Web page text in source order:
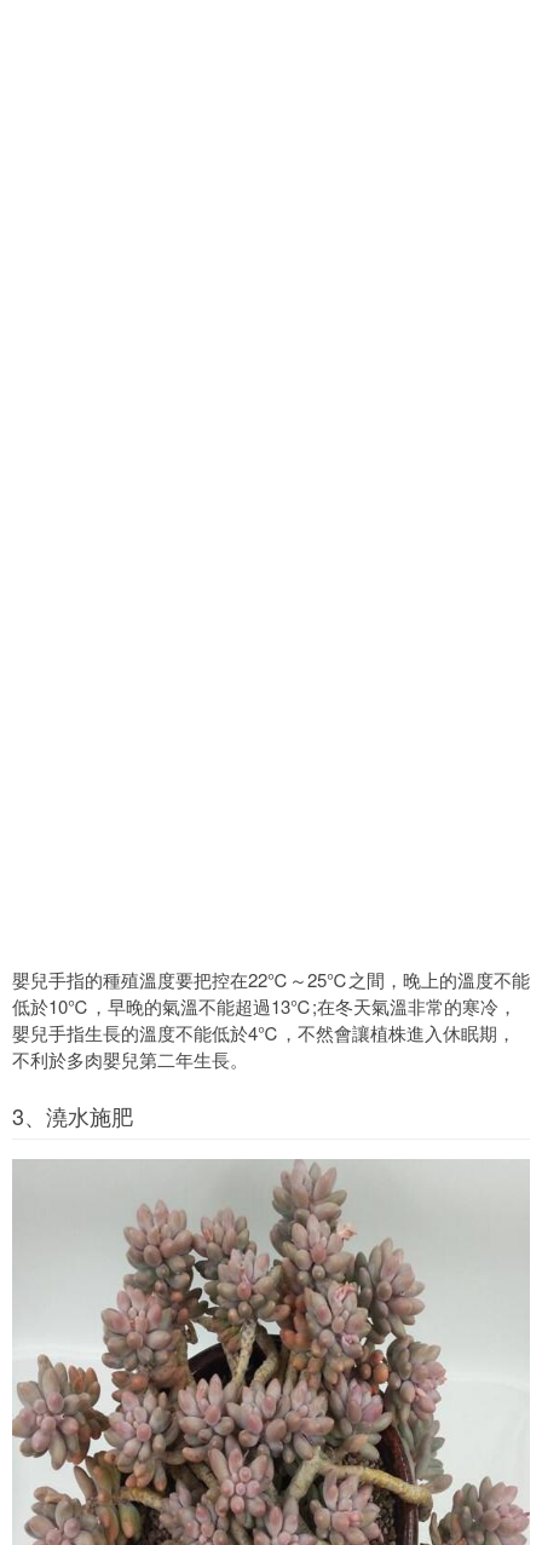
嬰兒手指的種殖溫度要把控在22℃～25℃之間，晚上的溫度不能
低於10℃，早晚的氣溫不能超過13℃;在冬天氣溫非常的寒冷，
嬰兒手指生長的溫度不能低於4℃，不然會讓植株進入休眠期，
不利於多肉嬰兒第二年生長。
3、澆水施肥